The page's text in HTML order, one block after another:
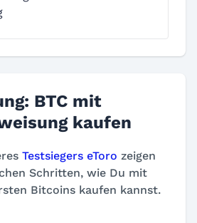
BTC mit
kaufen
Testsiegers eToro zeigen
Schritten, wie Du mit
Bitcoins kaufen kannst.